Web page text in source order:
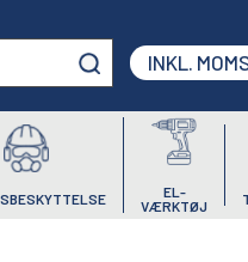
INKL.
EL-
VÆRKTØJ